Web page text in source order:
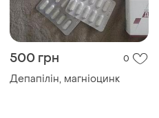
500 грн 0
Депапілін, магніоцинк